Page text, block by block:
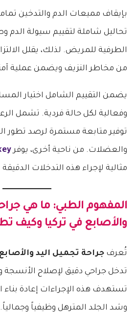
بإيقاف مميعات الدم والتدخين
تحاليل شاملة لتقييم سيولة الدم
الطرفية للمريض. لذلك، يقلل
من مخاطر النزيف ويضمن عملية
يضمن التقييم الشامل اختيار المسار
وفعالية لكل حالة فردية. تشمل
توفير متابعة مستمرة لرصد تطور
والعضلات. من ناحية أخرى، يوفر
مثالية لإجراء هذه التدخلات الدقيقة
المفهوم الطبي: ما هي
والأصابع في تركيا وكيف
تُعرفجراحة تجميل اليد
تدخل جراحي دقيق لإصلاح الأنسجة
تستهدف هذه الإجراءات إعادة بناء
وشد الجلد المترهل وظيفياً